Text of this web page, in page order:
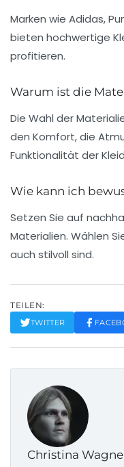
Marken wie Adidas,
bieten hochwertige
profitieren.
Warum ist die
Die Wahl der
den Komfort, die
Funktionalität der
Wie kann ich
Setzen Sie auf
Materialien. Wählen
auch stilvoll sind.
TEILEN:
TWITTER
Christina